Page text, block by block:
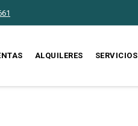
ALQUILERES SERVICIOS